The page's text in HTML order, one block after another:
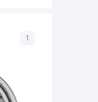
1